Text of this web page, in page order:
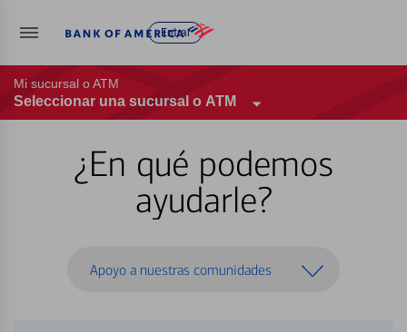
Entrar
Mi sucursal o ATM
Seleccionar una sucursal o ATM
¿En qué podemos
ayudarle?
Apoyo a nuestras comunidades